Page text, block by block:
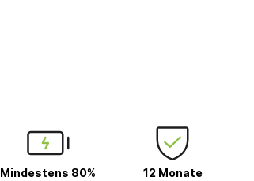
Mindestens 80%
12 Monate